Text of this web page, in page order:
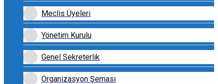
Meclis Üyeleri
Yönetim Kurulu
Genel Sekreterlik
Organizasyon Şeması